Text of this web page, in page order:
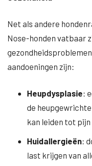
Net als andere
Nose-honden vatbaar
aandoeningen zijn:
Heupdysplasie:
de
kan leiden tot
Huidallergieën:
last krijgen van